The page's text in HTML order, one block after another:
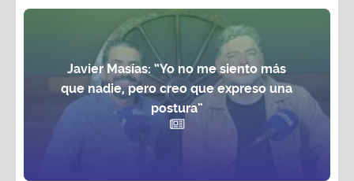
Javier Masías: “Yo no me siento más
que nadie, pero creo que expreso una
postura”